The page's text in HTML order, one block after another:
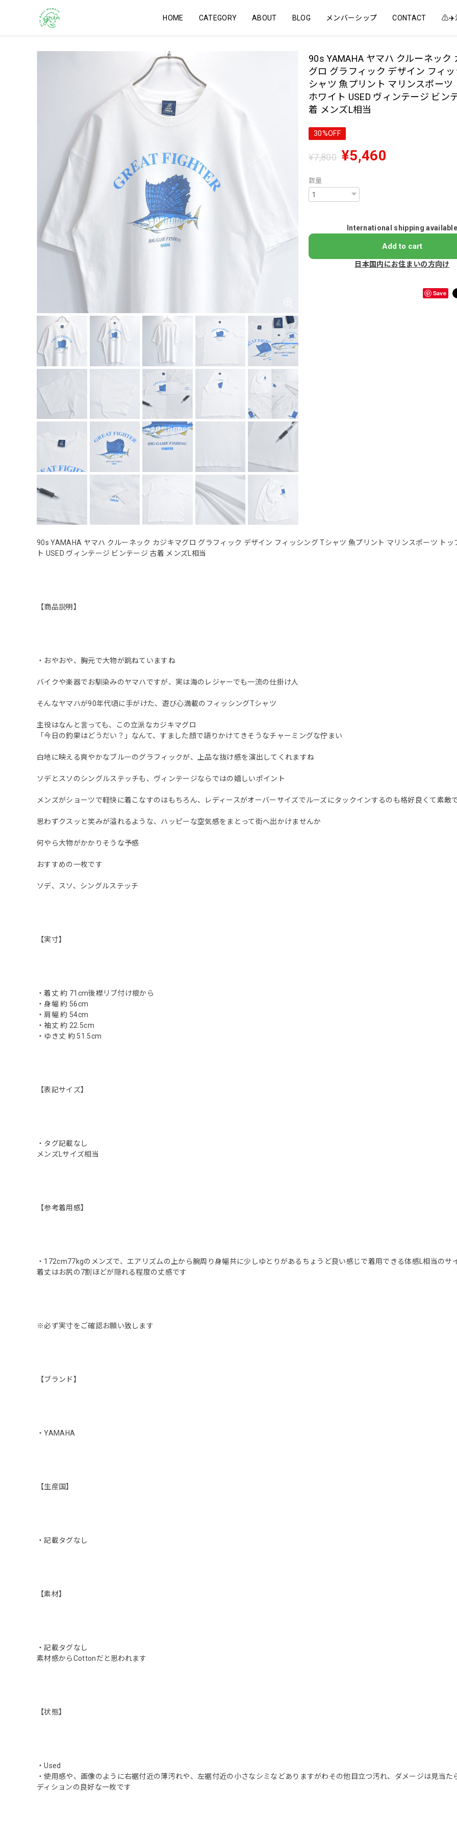
HOME CATEGORY ABOUT BLOG メンバーシップ CONTACT ⚠️✈️
90s YAMAHA ヤマハ クルーネック
グロ グラフィック デザイン フィ
シャツ 魚プリント マリンスポーツ
ホワイト USED ヴィンテージ ビン
着 メンズL相当
30%OFF
¥7,800 ¥5,460
数量
International shipping
Add to cart
日本国内にお住まいの方向け
Save
90s YAMAHA ヤマハ クルーネック カジキマグロ グラフィック デザイン フィッシング Tシャツ 魚プリント マリンスポーツ トッ
ト USED ヴィンテージ ビンテージ 古着 メンズL相当
【商品説明】
・おやおや、胸元で大物が跳ねていますね
バイクや楽器でお馴染みのヤマハですが、実は海のレジャーでも一流の仕掛け人
そんなヤマハが90年代頃に手がけた、遊び心満載のフィッシングTシャツ
主役はなんと言っても、この立派なカジキマグロ
「今日の釣果はどうだい？」なんて、すました顔で語りかけてきそうなチャーミングな佇まい
白地に映える爽やかなブルーのグラフィックが、上品な抜け感を演出してくれますね
ソデとスソのシングルステッチも、ヴィンテージならではの嬉しいポイント
メンズがショーツで軽快に着こなすのはもちろん、レディースがオーバーサイズでルーズにタックインするのも格好良くて素敵
思わずクスッと笑みが溢れるような、ハッピーな空気感をまとって街へ出かけませんか
何やら大物がかかりそうな予感
おすすめの一枚です
ソデ、スソ、シングルステッチ
【実寸】
・着丈 約 71cm後襟リブ付け根から
・身幅 約 56cm
・肩幅 約 54cm
・袖丈 約 22.5cm
・ゆき丈 約 51.5cm
【表記サイズ】
・タグ記載なし
メンズLサイズ相当
【参考着用感】
・172cm77kgのメンズで、エアリズムの上から腕周り身幅共に少しゆとりがあるちょうど良い感じで着用できる体感L相当のサ
着丈はお尻の7割ほどが隠れる程度の丈感です
※必ず実寸をご確認お願い致します
【ブランド】
・YAMAHA
【生産国】
・記載タグなし
【素材】
・記載タグなし
素材感からCottonだと思われます
【状態】
・Used
・使用感や、画像のように右裾付近の薄汚れや、左裾付近の小さなシミなどありますがわその他目立つ汚れ、ダメージは見当た
ディションの良好な一枚です